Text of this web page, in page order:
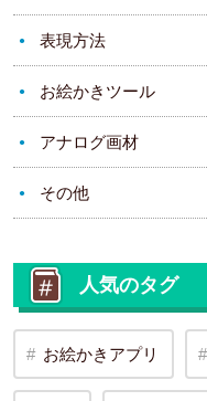
表現方法
お絵かきツール
アナログ画材
その他
人気のタグ
お絵かきアプリ